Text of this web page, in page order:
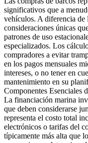
significativos que a
vehículos. A diferencia de
consideraciones únicas
patrones de uso
especializados. Los
compradores a evitar
en los pagos mensuales
intereses, o no tener en
mantenimiento en su
Componentes Esenciales
La financiación marina
que deben considerarse
representa el costo total
electrónicos o tarifas del
típicamente más alta que